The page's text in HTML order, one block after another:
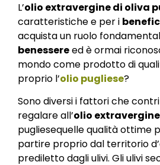
L’olio extravergine di oliva
caratteristiche e per i
acquista un ruolo
benessereed è ormai
mondo come prodotto di
proprio l’olio pugliese?
Sono diversi i fattori che
regalare all’olio
pugliesequelle qualità ottime
partire proprio dal territorio
prediletto dagli ulivi. Gli ulivi